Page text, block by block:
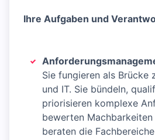
Ihre Aufgaben und
Sie fungieren als Brücke
und IT. Sie bündeln,
priorisieren komplexe
bewerten
beraten die